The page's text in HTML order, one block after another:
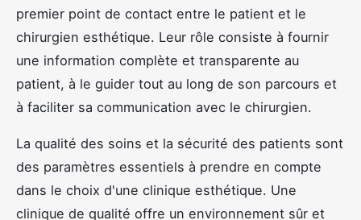
premier point de contact entre le patient et le
chirurgien esthétique. Leur rôle consiste à fournir
une information complète et transparente au
patient, à le guider tout au long de son parcours et
à faciliter sa communication avec le chirurgien.
La qualité des soins et la sécurité des patients sont
des paramètres essentiels à prendre en compte
dans le choix d'une clinique esthétique. Une
clinique de qualité offre un environnement sûr et